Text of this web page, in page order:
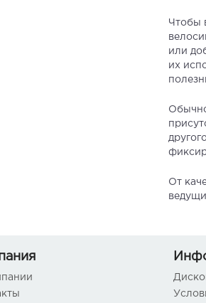
Чтобы
или
их
От